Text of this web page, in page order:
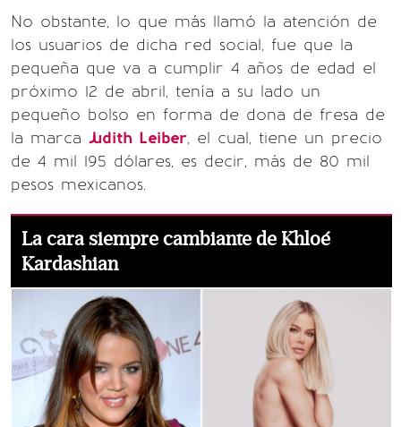
No obstante, lo que más llamó la atención de
los usuarios de dicha red social, fue que la
pequeña que va a cumplir 4 años de edad el
próximo 12 de abril, tenía a su lado un
pequeño bolso en forma de dona de fresa de
la marca Judith Leiber, el cual, tiene un precio
de 4 mil 195 dólares, es decir, más de 80 mil
pesos mexicanos.
La cara siempre cambiante de Khloé
Kardashian